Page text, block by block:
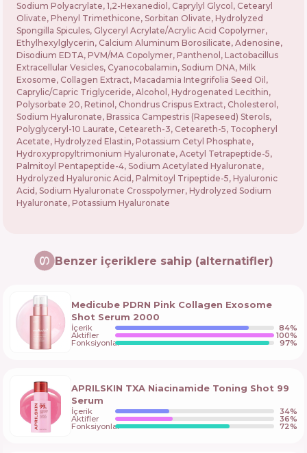
Sodium Polyacrylate, 1,2-Hexanediol, Caprylyl Glycol, Cetearyl
Olivate, Phenyl Trimethicone, Sorbitan Olivate, Hydrolyzed
Spongilla Spicules, Glyceryl Acrylate/Acrylic Acid Copolymer,
Ethylhexylglycerin, Calcium Aluminum Borosilicate, Adenosine,
Disodium EDTA, PVM/MA Copolymer, Panthenol, Lactobacillus
Extracellular Vesicles, Cyanocobalamin, Sodium DNA, Milk
Exosome, Collagen Extract, Macadamia Integrifolia Seed Oil,
Caprylic/Capric Triglyceride, Alcohol, Hydrogenated Lecithin,
Polysorbate 20, Retinol, Chondrus Crispus Extract, Cholesterol,
Sodium Hyaluronate, Brassica Campestris (Rapeseed) Sterols,
Polyglyceryl-10 Laurate, Ceteareth-3, Ceteareth-5, Tocopheryl
Acetate, Hydrolyzed Elastin, Potassium Cetyl Phosphate,
Hydroxypropyltrimonium Hyaluronate, Acetyl Tetrapeptide-5,
Palmitoyl Pentapeptide-4, Sodium Acetylated Hyaluronate,
Hydrolyzed Hyaluronic Acid, Palmitoyl Tripeptide-5, Hyaluronic
Acid, Sodium Hyaluronate Crosspolymer, Hydrolyzed Sodium
Hyaluronate, Potassium Hyaluronate
Benzer içeriklere sahip (alternatifler)
Medicube PDRN Pink Collagen Exosome
Shot Serum 2000
İçerik 84%
Aktifler 100%
Fonksiyonlar 97%
APRILSKIN TXA Niacinamide Toning Shot 99
Serum
İçerik 34%
Aktifler 36%
Fonksiyonlar 72%